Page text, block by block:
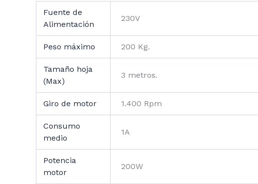
Fuente de
Alimentación
230V
Peso máximo 200 Kg.
Tamaño hoja
(Max)
3 metros.
Giro de motor 1.400 Rpm
Consumo
medio
1A
Potencia
motor
200W